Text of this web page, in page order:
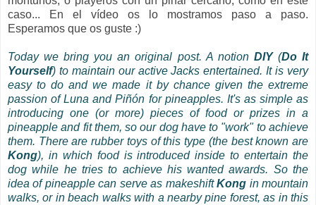
caso... En el vídeo os lo mostramos paso a paso.
Esperamos que os guste :)
Today we bring you an original post. A notionDIY(Do It
Yourself) to maintain our active Jacks entertained. It is very
easy to do and we made it by chance given the extreme
passion of Luna and Piñón for pineapples. It's as simple as
introducing one (or more) pieces of food or prizes in a
pineapple and fit them, so our dog have to "work" to achieve
them. There are rubber toys of this type (the best known are
Kong), in which food is introduced inside to entertain the
dog while he tries to achieve his wanted awards. So the
idea of pineapple can serve as makeshiftKong in mountain
walks, or in beach walks with a nearby pine forest, as in this